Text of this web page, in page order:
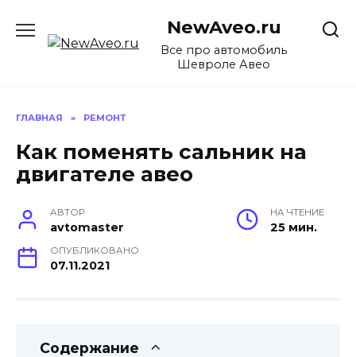
содержанию
NewAveo.ru
Все про автомобиль
Шевроле Авео
ГЛАВНАЯ » РЕМОНТ
Как поменять сальник на
двигателе авео
АВТОР
avtomaster
НА ЧТЕНИЕ
25 мин.
ОПУБЛИКОВАНО
07.11.2021
Содержание